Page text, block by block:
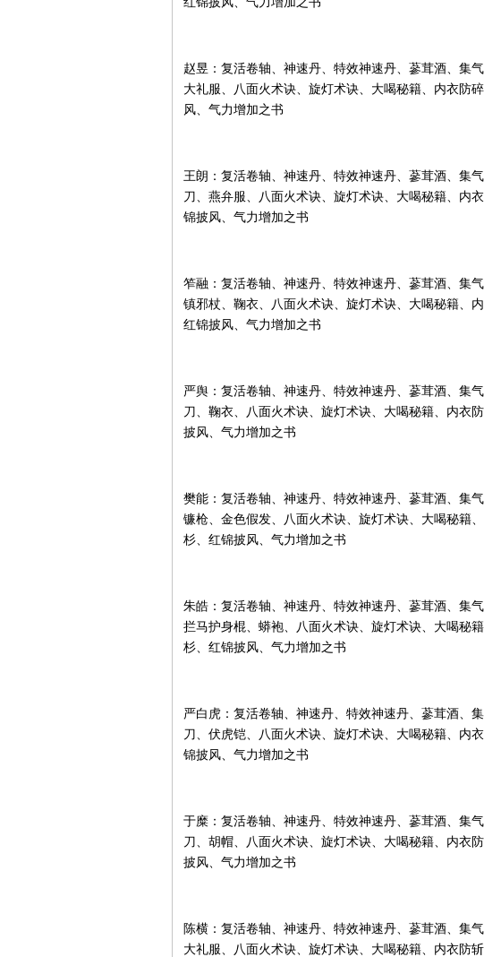
赵昱：复活卷轴、神速丹、特效神速丹、蔘茸酒、集
大礼服、八面火术诀、旋灯术诀、大喝秘籍、内衣防
风、气力增加之书
王朗：复活卷轴、神速丹、特效神速丹、蔘茸酒、集
刀、燕弁服、八面火术诀、旋灯术诀、大喝秘籍、内
锦披风、气力增加之书
笮融：复活卷轴、神速丹、特效神速丹、蔘茸酒、集
镇邪杖、鞠衣、八面火术诀、旋灯术诀、大喝秘籍、
红锦披风、气力增加之书
严舆：复活卷轴、神速丹、特效神速丹、蔘茸酒、集
刀、鞠衣、八面火术诀、旋灯术诀、大喝秘籍、内衣
披风、气力增加之书
樊能：复活卷轴、神速丹、特效神速丹、蔘茸酒、集
镰枪、金色假发、八面火术诀、旋灯术诀、大喝秘籍
杉、红锦披风、气力增加之书
朱皓：复活卷轴、神速丹、特效神速丹、蔘茸酒、集
拦马护身棍、蟒袍、八面火术诀、旋灯术诀、大喝秘
杉、红锦披风、气力增加之书
严白虎：复活卷轴、神速丹、特效神速丹、蔘茸酒、
刀、伏虎铠、八面火术诀、旋灯术诀、大喝秘籍、内
锦披风、气力增加之书
于糜：复活卷轴、神速丹、特效神速丹、蔘茸酒、集
刀、胡帽、八面火术诀、旋灯术诀、大喝秘籍、内衣
披风、气力增加之书
陈横：复活卷轴、神速丹、特效神速丹、蔘茸酒、集
大礼服、八面火术诀、旋灯术诀、大喝秘籍、内衣防